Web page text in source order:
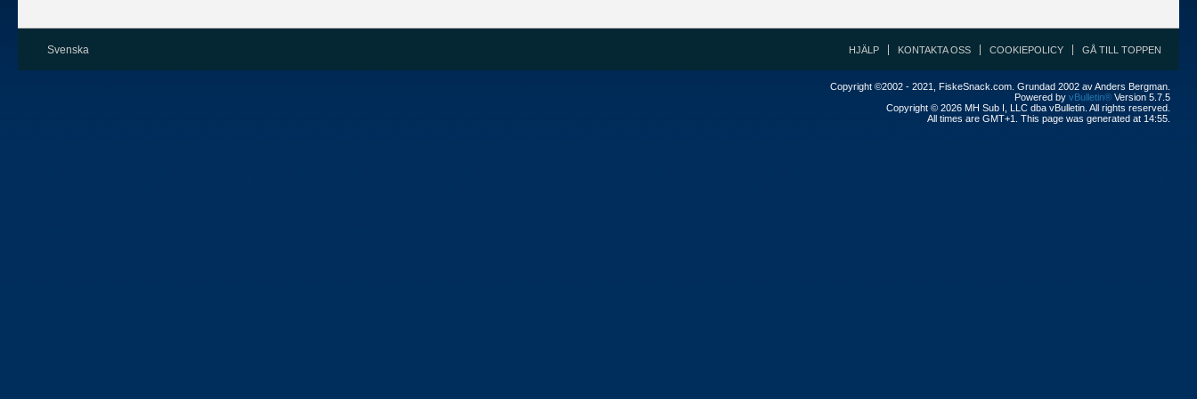
Svenska HJÄLP KONTAKTA OSS COOKIEPOLICY GÅ TILL TOPPEN
Copyright ©2002 - 2021, FiskeSnack.com. Grundad 2002 av Anders Bergman.
Powered by vBulletin® Version 5.7.5
Copyright © 2026 MH Sub I, LLC dba vBulletin. All rights reserved.
All times are GMT+1. This page was generated at 14:55.